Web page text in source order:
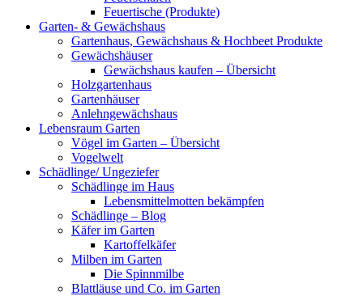
Feuertische (Produkte)
Garten- & Gewächshaus
Gartenhaus, Gewächshaus & Hochbeet Produkte
Gewächshäuser
Gewächshaus kaufen – Übersicht
Holzgartenhaus
Gartenhäuser
Anlehngewächshaus
Lebensraum Garten
Vögel im Garten – Übersicht
Vogelwelt
Schädlinge/ Ungeziefer
Schädlinge im Haus
Lebensmittelmotten bekämpfen
Schädlinge – Blog
Käfer im Garten
Kartoffelkäfer
Milben im Garten
Die Spinnmilbe
Blattläuse und Co. im Garten